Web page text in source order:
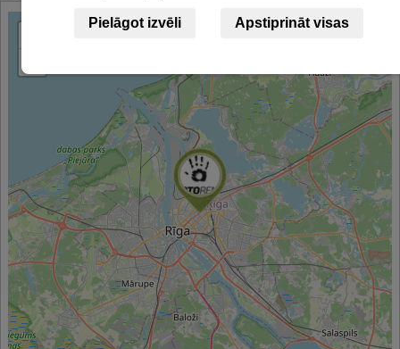
Pielāgot izvēli Apstiprināt visas